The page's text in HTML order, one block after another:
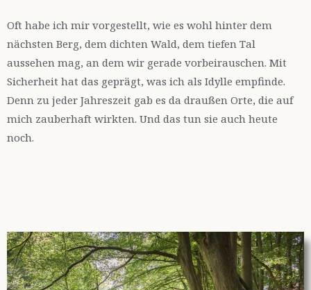
Oft habe ich mir vorgestellt, wie es wohl hinter dem
nächsten Berg, dem dichten Wald, dem tiefen Tal
aussehen mag, an dem wir gerade vorbeirauschen. Mit
Sicherheit hat das geprägt, was ich als Idylle empfinde.
Denn zu jeder Jahreszeit gab es da draußen Orte, die auf
mich zauberhaft wirkten. Und das tun sie auch heute
noch.